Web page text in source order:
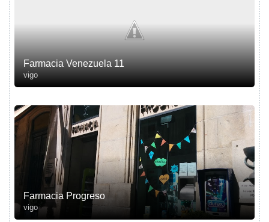
Farmacia Venezuela 11
vigo
Farmacia Progreso
vigo